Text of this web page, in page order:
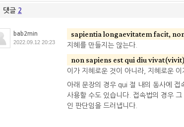
댓글 2
bab2min
2022.09.12 20:23
sapientia longaevitatem facit,
지혜를 만들지는 않는다.
non sapiens est qui diu
이가 지혜로운 것이 아니라, 지혜로운 이
아래 문장의 경우 qui 절 내의 동사에
사용할 수도 있습니다. 접속법의 경우
인 판단임을 드러냅니다.